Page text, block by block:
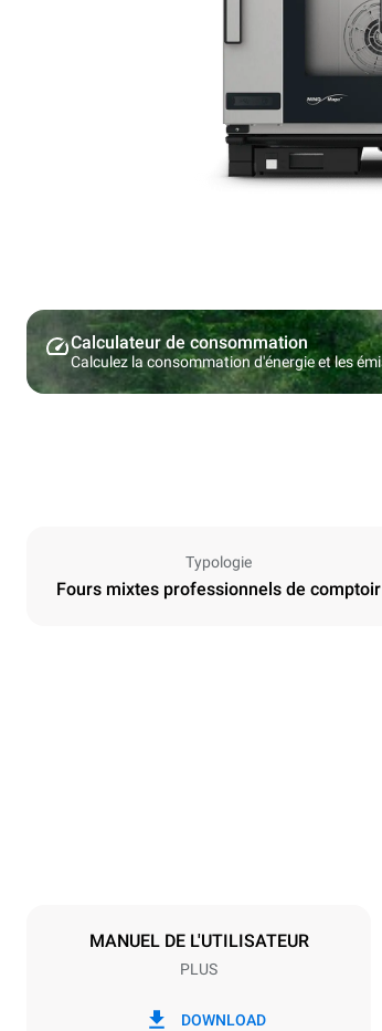
Calculateur de consommation
Calculez la consommation d'énergie et les
Typologie
Fours mixtes professionnels de comptoir
MANUEL DE L'UTILISATEUR
PLUS
DOWNLOAD